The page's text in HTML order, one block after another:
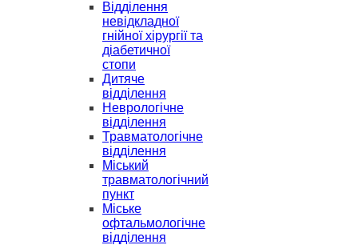
Відділення
невідкладної
гнійної хірургії та
діабетичної
стопи
Дитяче
відділення
Неврологічне
відділення
Травматологічне
відділення
Міський
травматологічний
пункт
Міське
офтальмологічне
відділення